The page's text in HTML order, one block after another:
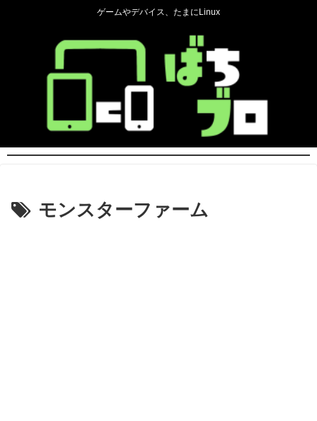
ゲームやデバイス、たまにLinux
モンスターファーム